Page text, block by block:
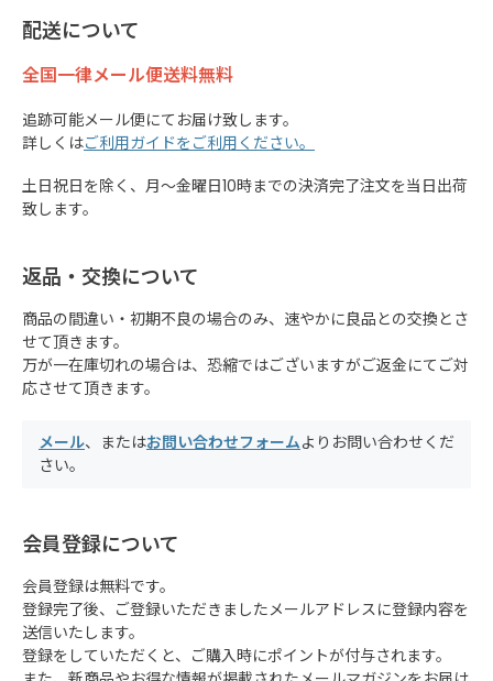
配送について
全国一律メール便送料無料
追跡可能メール便にてお届け致します。
詳しくはご利用ガイドをご利用ください。
土日祝日を除く、月～金曜日10時までの決済完了注文を当日出荷
致します。
返品・交換について
商品の間違い・初期不良の場合のみ、速やかに良品との交換とさ
せて頂きます。
万が一在庫切れの場合は、恐縮ではございますがご返金にてご対
応させて頂きます。
メール、またはお問い合わせフォームよりお問い合わせくだ
さい。
会員登録について
会員登録は無料です。
登録完了後、ご登録いただきましたメールアドレスに登録内容を
送信いたします。
登録をしていただくと、ご購入時にポイントが付与されます。